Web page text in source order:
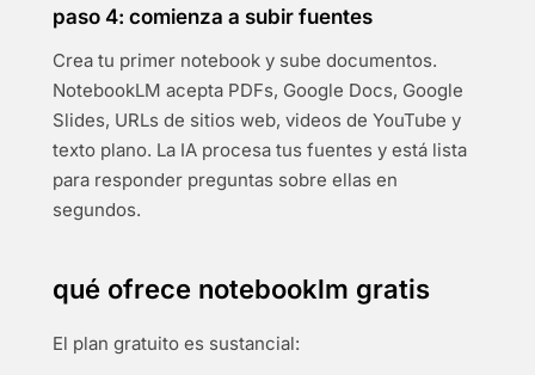
paso 4: comienza a subir fuentes
Crea tu primer notebook y sube documentos.
NotebookLM acepta PDFs, Google Docs, Google
Slides, URLs de sitios web, videos de YouTube y
texto plano. La IA procesa tus fuentes y está lista
para responder preguntas sobre ellas en
segundos.
qué ofrece notebooklm gratis
El plan gratuito es sustancial: